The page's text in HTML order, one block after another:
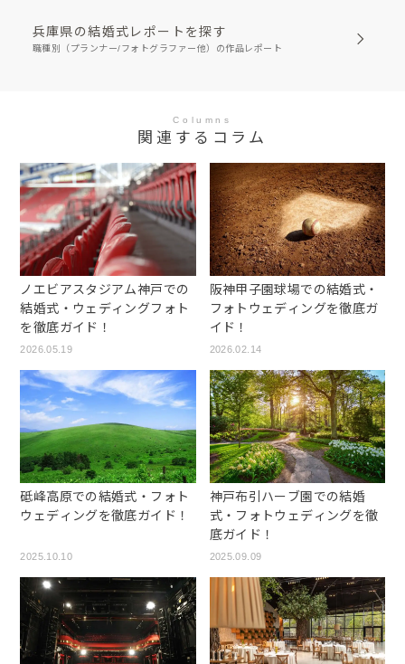
兵庫県の結婚式レポートを探す
職種別（プランナー/フォトグラファー他）の作品レポート
Columns
関連するコラム
ノエビアスタジアム神戸での
結婚式・ウェディングフォト
を徹底ガイド！
2026.05.19
阪神甲子園球場での結婚式・
フォトウェディングを徹底ガ
イド！
2026.02.14
砥峰高原での結婚式・フォト
ウェディングを徹底ガイド！
2025.10.10
神戸布引ハーブ園での結婚
式・フォトウェディングを徹
底ガイド！
2025.09.09